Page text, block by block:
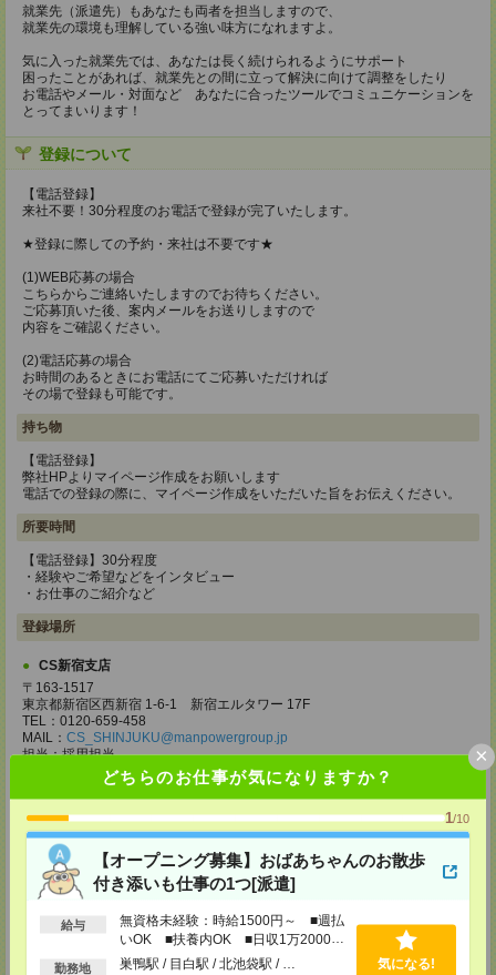
どちらのお仕事が気になりますか？
1/10
【オープニング募集】おばあちゃんのお散歩
付き添いも仕事の1つ[派遣]
給与
無資格未経験：時給1500円～ ■週払
いOK ■扶養内OK ■日収1万2000円
以上
勤務地 巣鴨駅 / 目白駅 / 北池袋駅 / … 気になる!
×
就業先（派遣先）もあなたも両者を担当しますので、
就業先の環境も理解している強い味方になれますよ。
気に入った就業先では、あなたは長く続けられるようにサポート
困ったことがあれば、就業先との間に立って解決に向けて調整をしたり
お電話やメール・対面など あなたに合ったツールでコミュニケーションを
とってまいります！
登録について
【電話登録】
来社不要！30分程度のお電話で登録が完了いたします。
★登録に際しての予約・来社は不要です★
(1)WEB応募の場合
こちらからご連絡いたしますのでお待ちください。
ご応募頂いた後、案内メールをお送りしますので
内容をご確認ください。
(2)電話応募の場合
お時間のあるときにお電話にてご応募いただければ
その場で登録も可能です。
持ち物
【電話登録】
弊社HPよりマイページ作成をお願いします
電話での登録の際に、マイページ作成をいただいた旨をお伝えください。
所要時間
【電話登録】30分程度
・経験やご希望などをインタビュー
・お仕事のご紹介など
登録場所
CS新宿支店
〒163-1517
東京都新宿区西新宿 1-6-1 新宿エルタワー 17F
TEL：0120-659-458
MAIL： CS_SHINJUKU@manpowergroup.jp
担当：採用担当
CS立川支店
東京都立川市曙町2-34-7 ファーレイーストビル 8F
TEL：0120-659-460
MAIL：CS_TACHIKAWA@manpowergroup.jp
担当：採用担当
〒220-8136
神奈川県横浜市西区みなとみらい 2-2-1 横浜ランドマークタワー36F
TEL：0120-659-459